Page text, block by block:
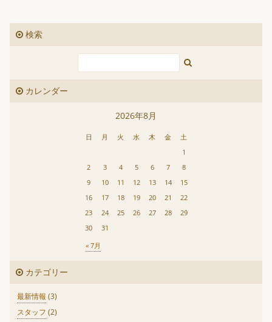
検索
カレンダー
2026年8月
日 月 火 水 木 金 土
« 7月
1
2
3 4 5 6 7
8
9
10 11 12 13 14
15
16
17 18 19 20 21
22
23
24 25 26 27 28
29
30
31
カテゴリー
最新情報 (3)
スタッフ (2)